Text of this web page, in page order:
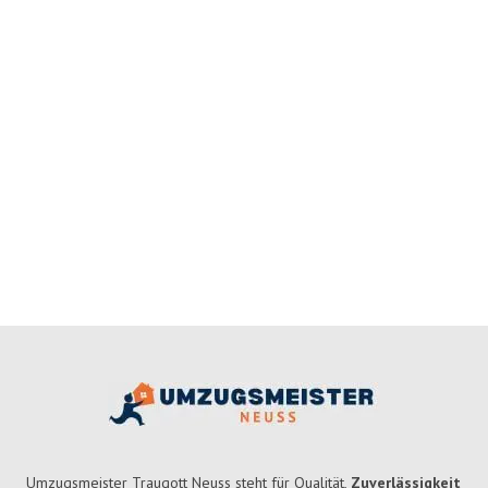
Umzugsmeister Traugott Neuss steht für Qualität, Zuverlässigkeit